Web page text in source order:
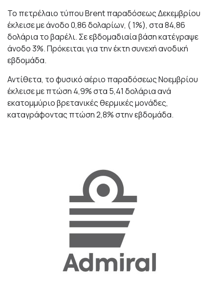
Το πετρέλαιο τύπου Brent παραδόσεως Δεκεμβρίου
έκλεισε με άνοδο 0,86 δολαρίων, ( 1%), στα 84,86
δολάρια το βαρέλι. Σε εβδομαδιαία βάση κατέγραψε
άνοδο 3%. Πρόκειται για την έκτη συνεχή ανοδική
εβδομάδα.
Αντίθετα, το φυσικό αέριο παραδόσεως Νοεμβρίου
έκλεισε με πτώση 4,9% στα 5,41 δολάρια ανά
εκατομμύριο βρετανικές θερμικές μονάδες,
καταγράφοντας πτώση 2,8% στην εβδομάδα.